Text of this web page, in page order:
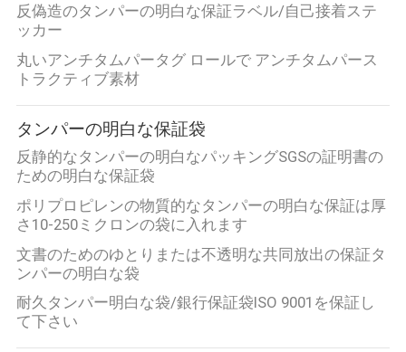
管
理
私
達
に
連
絡
し
な
反偽造のタンパーの明白な保証ラベル/自己接着ステ
ッカー
丸いアンチタムパータグ ロールで アンチタムパース
トラクティブ素材
タンパーの明白な保証袋
反静的なタンパーの明白なパッキングSGSの証明書の
ための明白な保証袋
ポリプロピレンの物質的なタンパーの明白な保証は厚
さ10-250ミクロンの袋に入れます
文書のためのゆとりまたは不透明な共同放出の保証タ
ンパーの明白な袋
耐久タンパー明白な袋/銀行保証袋ISO 9001を保証し
て下さい